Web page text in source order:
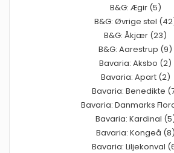
B&G: Ægir (5)
B&G: Øvrige stel
B&G: Åkjær (23)
B&G: Aarestrup (9)
Bavaria: Aksbo (2)
Bavaria: Apart (2)
Bavaria: Benedikte
Bavaria: Danmarks
Bavaria: Kardinal
Bavaria: Kongeå (8)
Bavaria: Liljekonval